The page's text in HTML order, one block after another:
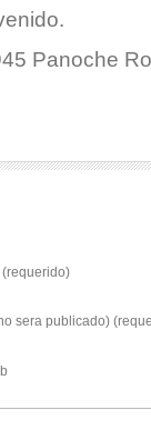
Panoche
(requerido)
sera publicado)